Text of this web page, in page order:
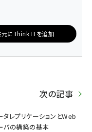
元にThink ITを追加
次の記事
タレプリケーションとWeb
バの構築の基本